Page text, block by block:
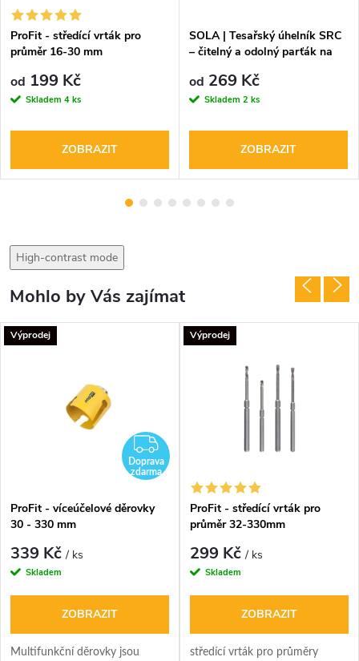
ProFit - středící vrták pro
průměr 16-30 mm
od 199 Kč
Skladem 4 ks
ZOBRAZIT
SOLA | Tesařský úhelník SRC
– čitelný a odolný parťák na
od 269 Kč
Skladem 2 ks
ZOBRAZIT
High-contrast mode
Mohlo by Vás zajímat
Výprodej
ZDARMA
Doprava
zdarma
ProFit - víceúčelové děrovky
30 - 330 mm
339 Kč/ ks
Skladem
ZOBRAZIT
Multifunkční děrovky jsou
Výprodej
ProFit - středící vrták pro
průměr 32-330mm
299 Kč/ ks
Skladem
ZOBRAZIT
středící vrták pro průměry